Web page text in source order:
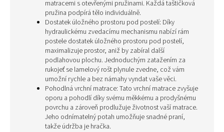
matracemi s otevřenými pružinami. Každá taštičková
pružina podpírá tělo individuálně.
Dostatek úložného prostoru pod postelí: Díky
hydraulickému zvedacímu mechanismu nabízí rám
postele dostatek úložného prostoru pod postelí,
maximalizuje prostor, aniž by zabíral další
podlahovou plochu. Jednoduchým zatažením za
rukojeť se lamelový rošt plynule zvedne, což vám
umožní rychle a bez námahy vyndat vaše věci.
Pohodlná vrchní matrace: Tato vrchní matrace zvyšuje
oporu a pohodlí díky svému měkkému a prodyšnému
povrchu a zároveň prodlužuje životnost vaší matrace.
Jeho odnímatelný potah umožňuje snadné praní,
takže údržba je hračka.